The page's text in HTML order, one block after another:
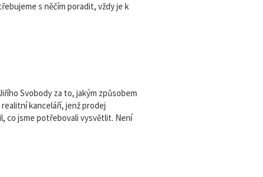
s něčím poradit, vždy je k
Svobody za to, jakým způsobem
kanceláří, jenž prodej
co jsme potřebovali vysvětlit. Není